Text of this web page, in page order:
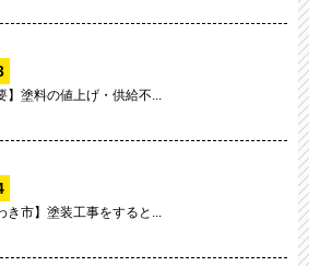
】塗料の値上げ・供給不...
き市】塗装工事をすると...